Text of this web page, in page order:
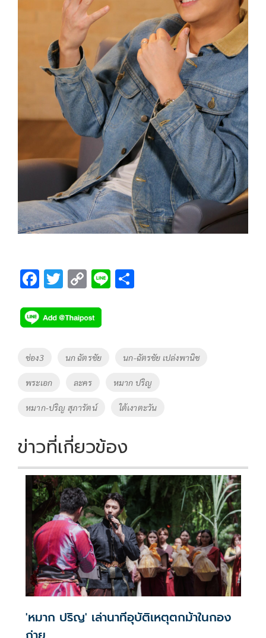
F
e
b
o
k
T
tt
er
C
p
y
Li
k
Li
Tags
ช่อง3 นก ฉัตรชัย นก-ฉัตรชัย เปล่งพานิช
พระเอก ละคร หมาก ปริญ
หมาก-ปริญ สุภารัตน์ ใต้เงาตะวัน
ข่าวที่เกี่ยวข้อง
'หมาก ปริญ' เล่านาทีอุบัติเหตุตกม้าในกอง